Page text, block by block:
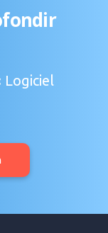
Logiciel